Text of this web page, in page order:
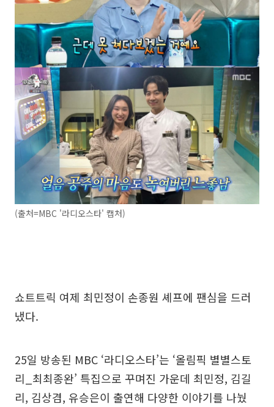
(출처=MBC '라디오스타' 캡처)
쇼트트릭 여제 최민정이 손종원 셰프에 팬심을 드러
냈다.
25일 방송된 MBC ‘라디오스타’는 ‘올림픽 별별스토
리_최최종완’ 특집으로 꾸며진 가운데 최민정, 김길
리, 김상겸, 유승은이 출연해 다양한 이야기를 나눴